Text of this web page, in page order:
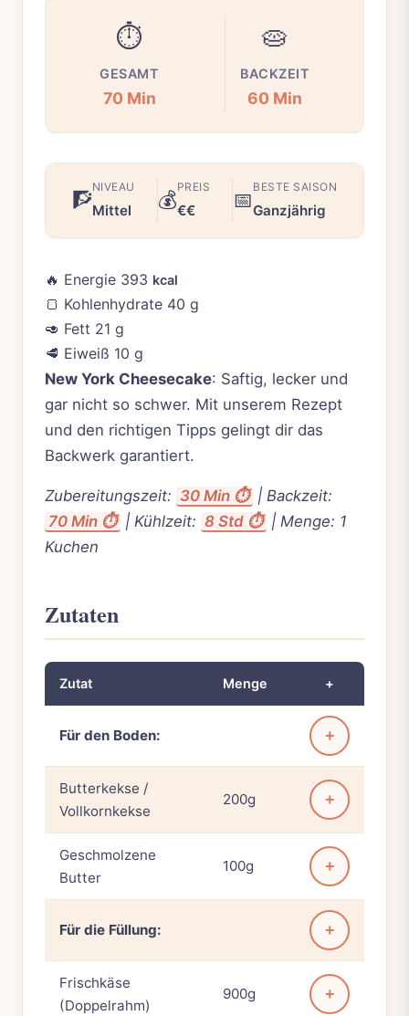
⏱️
GESAMT
70 Min
🥧
BACKZEIT
60 Min
🧗
NIVEAU
Mittel 💰
PREIS
€€ 📅
BESTE SAISON
Ganzjährig
🔥 Energie 393 kcal
🍞 Kohlenhydrate 40 g
🥑 Fett 21 g
🥩 Eiweiß 10 g
New York Cheesecake: Saftig, lecker und
gar nicht so schwer. Mit unserem Rezept
und den richtigen Tipps gelingt dir das
Backwerk garantiert.
Zubereitungszeit: 30 Min ⏱️ | Backzeit:
70 Min ⏱️ | Kühlzeit: 8 Std ⏱️ | Menge: 1
Kuchen
Zutaten
Zutat Menge +
Für den Boden: +
Butterkekse /
Vollkornkekse
200g +
Geschmolzene
Butter
100g +
Für die Füllung: +
Frischkäse
(Doppelrahm)
900g +